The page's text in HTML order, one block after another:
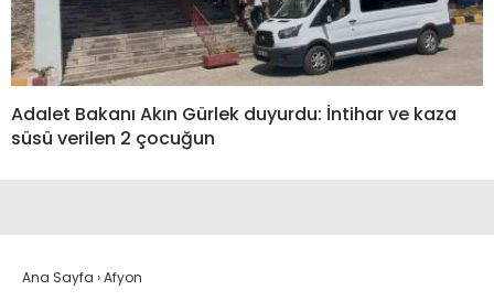
Adalet Bakanı Akın Gürlek duyurdu: İntihar ve kaza
süsü verilen 2 çocuğun
Ana Sayfa ›Afyon